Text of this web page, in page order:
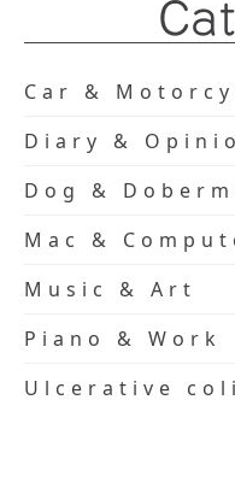
Car &
Diary &
Dog &
Mac &
Music & Art
Piano & Work
Ulcerative